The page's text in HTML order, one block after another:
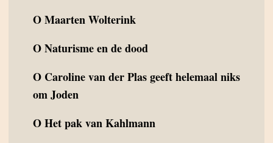
OMaarten Wolterink
ONaturisme en de dood
O Caroline van der Plas geeft helemaal niks
om Joden
OHet pak van Kahlmann